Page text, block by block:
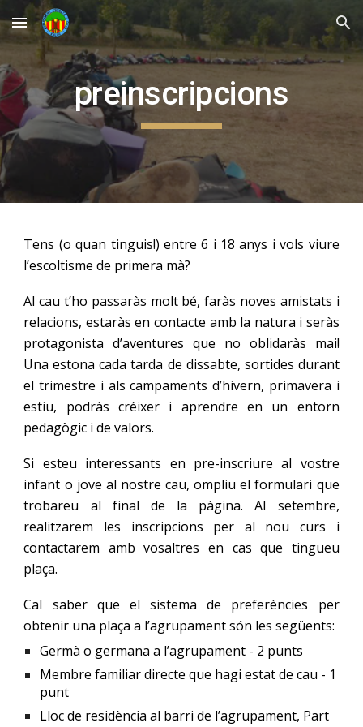
Skip to main content Skip to navigation
preinscripcions
Tens (o quan tinguis!) entre 6 i 18 anys i vols viure
l’escoltisme de primera mà?
Al cau t’ho passaràs molt bé, faràs noves amistats i
relacions, estaràs en contacte amb la natura i seràs
protagonista d’aventures que no oblidaràs mai!
Una estona cada tarda de dissabte, sortides durant
el trimestre i als campaments d’hivern, primavera i
estiu, podràs créixer i aprendre en un entorn
pedagògic i de valors.
Si esteu interessants en pre-inscriure al vostre
infant o jove al nostre cau, ompliu el formulari que
trobareu al final de la pàgina. Al setembre,
realitzarem les inscripcions per al nou curs i
contactarem amb vosaltres en cas que tingueu
plaça.
Cal saber que el sistema de preferències per
obtenir una plaça a l’agrupament són les següents:
Germà o germana a l’agrupament - 2 punts
Membre familiar directe que hagi estat de cau - 1
punt
Lloc de residència al barri de l’agrupament, Part